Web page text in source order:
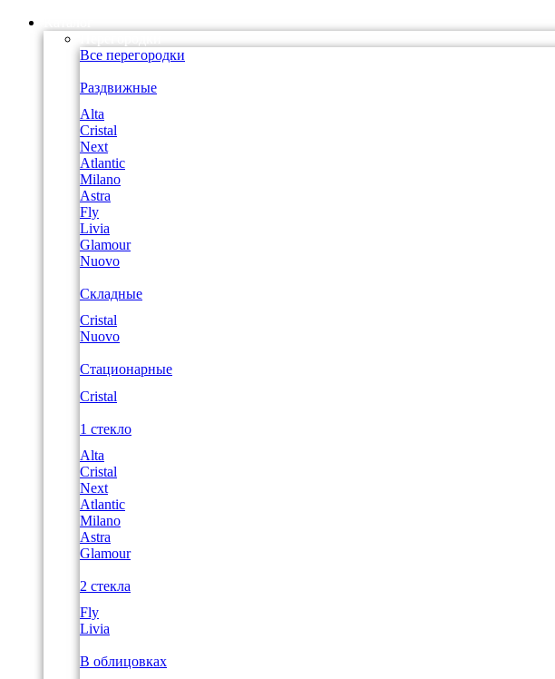
Все перегородки
Раздвижные
Alta
Cristal
Next
Atlantic
Milano
Astra
Fly
Livia
Glamour
Nuovo
Складные
Cristal
Nuovo
Стационарные
Cristal
1 стекло
Alta
Cristal
Next
Atlantic
Milano
Astra
Glamour
2 стекла
Fly
Livia
В облицовках